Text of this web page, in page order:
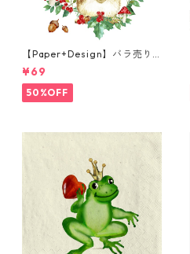
【Paper+Design】バラ売り2
枚 ランチサイズ ペーパーナプ
キン Forest Squirrel ホワイ
ト
¥69
50%OFF